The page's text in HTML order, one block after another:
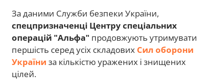
За даними Служби безпеки України,
спецпризначенці Центру спеціальних
операцій "Альфа" продовжують утримувати
першість серед усіх складових Сил оборони
України за кількістю уражених і знищених
цілей.